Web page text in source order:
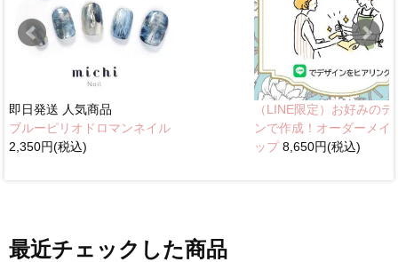
即日発送 人気商品
ブルーピリオドロマンネイル
2,350円(税込)
（LINE限定）お好みのデ
ンで作成！オーダーメイ
ップ8,650円(税込)
最近チェックした商品